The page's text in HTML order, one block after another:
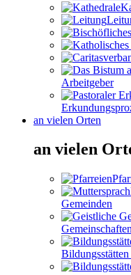
Arbeitgeber
an vielen Orten
an vielen
Gemeinden
Gemeinschaften